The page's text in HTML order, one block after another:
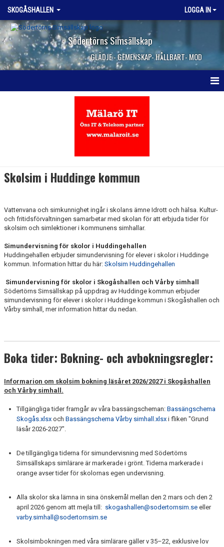
SKOGÅSHALLEN LOGGA IN
Södertörns Simsällskap
GLÄDJE - GEMENSKAP- HÅLLBART- MOD
PENSIONÄRSIM
SKOLSIM
KONTAKT
BOKA SIMHALL OCH SPORTHALL
Skolsim i Huddinge kommun
Vattenvana och simkunnighet ingår i skolans ämne Idrott och hälsa. Kultur-
och fritidsförvaltningen samarbetar med skolan för att erbjuda tider för
skolsim och simlektioner i kommunens simhallar.
Simundervisning för skolor i Huddingehallen
Huddingehallen erbjuder simundervisning för elever i skolor i Huddinge
kommun. Information hittar du här: Skolsim Huddingehallen
Simundervisning för skolor i Skogåshallen och Vårby simhall
Södertörns Simsällskap på uppdrag av Huddinge kommun erbjuder
simundervisning för elever i skolor i Huddinge kommun i Skogåshallen och
Vårby simhall, mer information hittar du nedan.
Boka tider: Bokning- och avbokningsregler:
Informarion om skolsim bokning läsåret 2026/2027 i Skogåshallen
och Vårby simhall.
Tillgängliga tider framgår av våra bassängscheman: Bassängschema
Skogås.xlsx och Bassängschema Vårby simhall.xlsx i fliken "Grund
läsår 2026-2027".
De tillgängliga tiderna för simundervisning med Södertörns
Simsällskaps simlärare är markerade i grönt. Tiderna markerade i
orange avser tider för skolornas egen undervisning.
Alla skolor ska lämna in sina önskemål mellan den 2 mars och den 2
april 2026 genom att mejla till: skogashallen@sodertornsim.se eller
varby.simhall@sodertornsim.se
Skolsimbokningen med våra simlärare gäller v 35–22, exklusive lov